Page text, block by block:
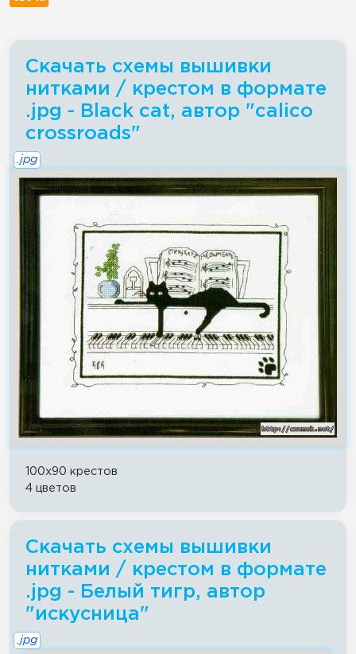
Скачать схемы вышивки
нитками / крестом в формате
.jpg - Black cat, автор "calico
crossroads"
.jpg
100x90 крестов
4 цветов
Скачать схемы вышивки
нитками / крестом в формате
.jpg - Белый тигр, автор
"искусница"
.jpg